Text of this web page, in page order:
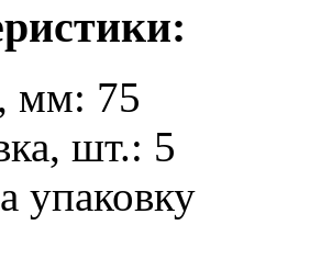
мм: 75
шт.: 5
упаковку